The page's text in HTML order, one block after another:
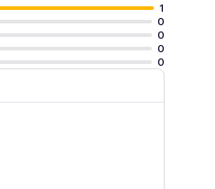
1
0
0
0
0